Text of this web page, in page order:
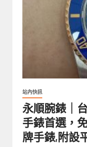
站內快訊
永順腕錶｜
手錶首選，
牌手錶,附設